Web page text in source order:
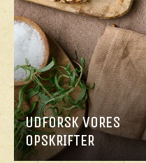
UDFORSK VORES
OPSKRIFTER